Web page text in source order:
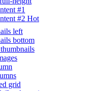
#1
#2 Hot
left
bottom
grid